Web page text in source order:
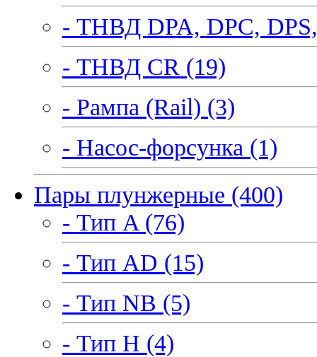
- ТНВД DPA, DPC,
- ТНВД CR (19)
- Рампа (Rail) (3)
- Насос-форсунка (1)
Пары плунжерные (400)
- Тип A (76)
- Тип AD (15)
- Тип NB (5)
- Тип H (4)